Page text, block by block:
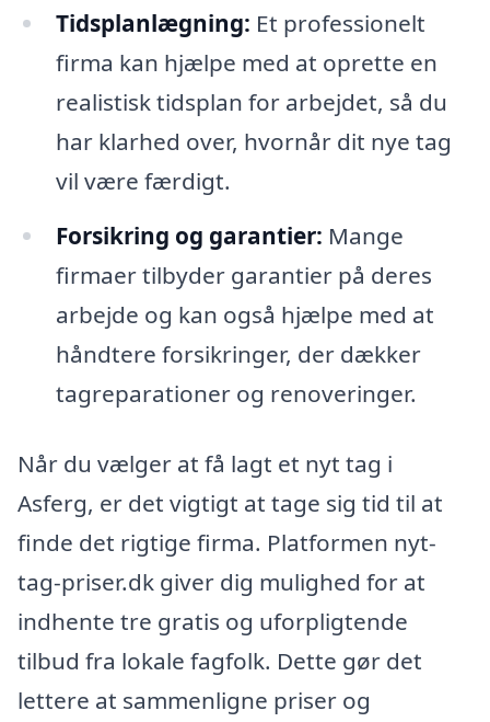
Tidsplanlægning: Et professionelt
firma kan hjælpe med at oprette en
realistisk tidsplan for arbejdet, så du
har klarhed over, hvornår dit nye tag
vil være færdigt.
Forsikring og garantier: Mange
firmaer tilbyder garantier på deres
arbejde og kan også hjælpe med at
håndtere forsikringer, der dækker
tagreparationer og renoveringer.
Når du vælger at få lagt et nyt tag i
Asferg, er det vigtigt at tage sig tid til at
finde det rigtige firma. Platformen nyt-
tag-priser.dk giver dig mulighed for at
indhente tre gratis og uforpligtende
tilbud fra lokale fagfolk. Dette gør det
lettere at sammenligne priser og